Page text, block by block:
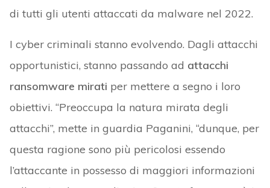
di tutti gli utenti attaccati da malware nel 2022.
I cyber criminali stanno evolvendo. Dagli attacchi
opportunistici, stanno passando ad attacchi
ransomware mirati per mettere a segno i loro
obiettivi. “Preoccupa la natura mirata degli
attacchi”, mette in guardia Paganini, “dunque, per
questa ragione sono più pericolosi essendo
l’attaccante in possesso di maggiori informazioni